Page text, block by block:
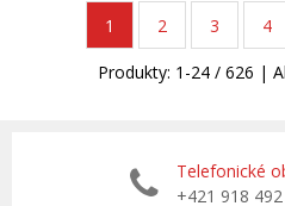
1 2 3 4
Produkty: 1 -24 / 626 |
Telefonické
+421 918